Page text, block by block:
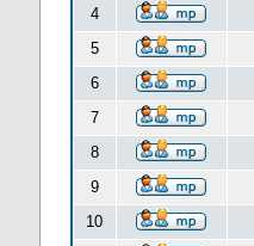
4
5
6
7
8
9
10